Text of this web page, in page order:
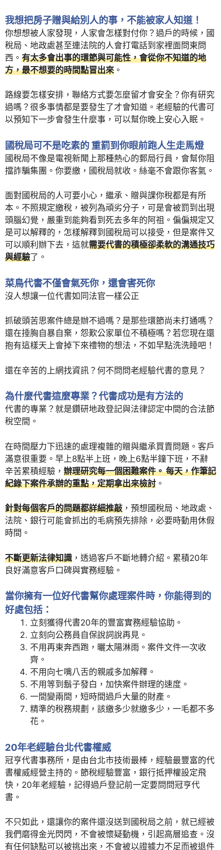
我想把房子贈與給別人的事，不能被家人知道！
你想想被人家發現，人家會怎樣對付你？過戶的時候，國
稅局、地政處甚至連法院的人會打電話到家裡面問東問
西。 有太多會出事的環節與可能性，會從你不知道的地
方，最不想要的時間點冒出來 。
路線要怎樣安排，聯絡方式要怎麼留才會安全？你有研究
過嗎？很多事情都是要發生了才會知道。老經驗的代書可
以預知下一步會發生什麼事，可以幫你晚上安心入眠。
國稅局可不是吃素的 重罰到你眼前跑人生走馬燈
國稅局不像是電視新聞上那種熱心的郵局行員，會幫你阻
擋詐騙集團。你要繳，國稅局就收。絲毫不會跟你客氣。
面對國稅局的人可要小心，繼承、贈與課你稅都是有所
本。不照規定繳稅，被列為頑劣分子，可是會被罰到出現
頭腦幻覺，嚴重到能夠看到死去多年的阿祖。偏偏規定又
是可以解釋的，怎樣解釋到國稅局可以接受，但是案件又
可以順利辦下去，這就需要代書的積極卻柔軟的溝通技巧
與經驗了。
菜鳥代書不僅會氣死你，還會害死你
沒人想讓一位代書如同法官一樣公正
抓破頭苦思案件總是辦不過嗎？是那些環節尚未打通嗎？
還在捶胸自暴自棄，怨歎公家單位不積極嗎？若您現在還
抱有這樣天上會掉下來禮物的想法，不如早點洗洗睡吧！
還在辛苦的上網找資訊？何不問問老經驗代書的意見？
為什麼代書這麼專業？代書成功是有方法的
代書的專業？就是鑽研地政登記與法律認定中間的合法節
稅空間。
在時間壓力下迅速的處理複雜的贈與繼承買賣問題。客戶
滿意很重要。早上8點半上班，晚上6點半鐘下班，不辭
辛苦累積經驗， 辦理研究每一個困難案件。 每天，作筆記
紀錄下案件承辦的重點，定期拿出來檢討 。
針對每個客戶的問題都詳細推敲 ，預想國稅局、地政處、
法院、銀行可能會抓出的毛病預先排除，必要時動用休假
時間。
不斷更新法律知識 ，透過客戶不斷地轉介紹。累積20年
良好滿意客戶口碑與實務經驗。
當你擁有一位好代書幫你處理案件時，你能得到的
好處包括：
立刻獲得代書20年的豐富實務經驗協助。
立刻向公務員自保說詞說再見。
不用再東奔西跑，曬太陽淋雨。案件文件一次收
齊。
不用向七嘴八舌的親戚多加解釋。
不用等到鬍子發白，加快案件辦理的速度。
一間變兩間，短時間過戶大量的財產。
精準的稅務規劃，該繳多少就繳多少，一毛都不多
花。
20年老經驗台北代書權威
冠亨代書事務所，是由台北市技術最棒，經驗最豐富的代
書權威經營主持的。節稅經驗豐富，銀行抵押權設定飛
快，20年老經驗，記得過戶登記前一定要問問冠亨代
書。
不只如此，還讓你的案件還沒送到國稅局之前，就已經被
我們磨得金光閃閃，不會被懷疑動機，引起高層追查。沒
有任何缺點可以被挑出來，不會被以證據力不足而被退件